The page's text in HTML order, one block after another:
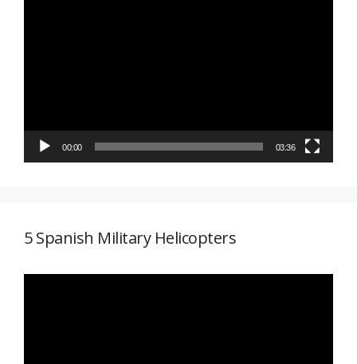
00:00 03:36
5 Spanish Military Helicopters